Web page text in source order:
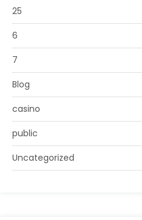
25
6
7
Blog
casino
public
Uncategorized